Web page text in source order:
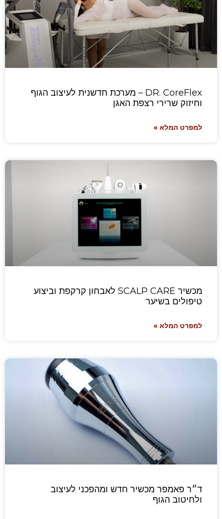
DR. CoreFlex – מערכת חדשנית לעיצוב הגוף
וחיזוק שרירי רצפת האגן
למפרט המלא »
מכשיר SCALP CARE לאבחון קרקפת וביצוע
טיפולים בשיער
למפרט המלא »
ד״ר פאמפר מכשיר חדש ומהפכני לעיצוב
ולחיטוב הגוף